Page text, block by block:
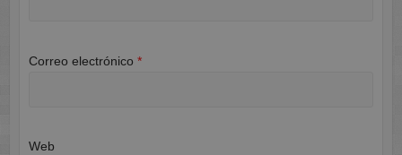
Correo electrónico *
Web